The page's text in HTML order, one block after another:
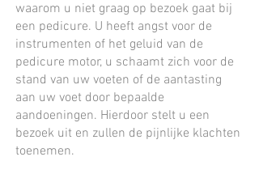
waarom u niet graag op bezoek gaat bij
een pedicure. U heeft angst voor de
instrumenten of het geluid van de
pedicure motor, u schaamt zich voor de
stand van uw voeten of de aantasting
aan uw voet door bepaalde
aandoeningen. Hierdoor stelt u een
bezoek uit en zullen de pijnlijke klachten
toenemen.